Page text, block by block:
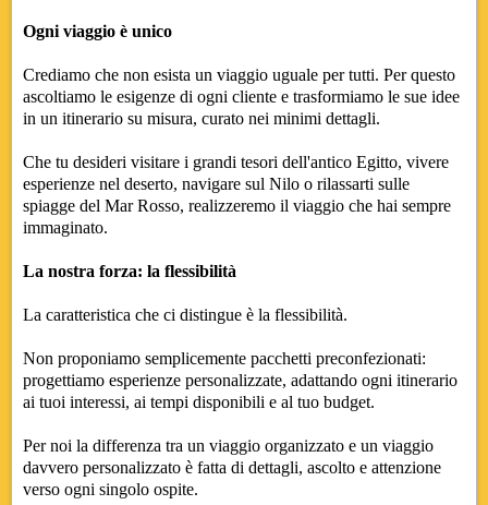
Ogni viaggio è unico
Crediamo che non esista un viaggio uguale per tutti. Per questo
ascoltiamo le esigenze di ogni cliente e trasformiamo le sue idee
in un itinerario su misura, curato nei minimi dettagli.
Che tu desideri visitare i grandi tesori dell'antico Egitto, vivere
esperienze nel deserto, navigare sul Nilo o rilassarti sulle
spiagge del Mar Rosso, realizzeremo il viaggio che hai sempre
immaginato.
La nostra forza: la flessibilità
La caratteristica che ci distingue è la flessibilità.
Non proponiamo semplicemente pacchetti preconfezionati:
progettiamo esperienze personalizzate, adattando ogni itinerario
ai tuoi interessi, ai tempi disponibili e al tuo budget.
Per noi la differenza tra un viaggio organizzato e un viaggio
davvero personalizzato è fatta di dettagli, ascolto e attenzione
verso ogni singolo ospite.